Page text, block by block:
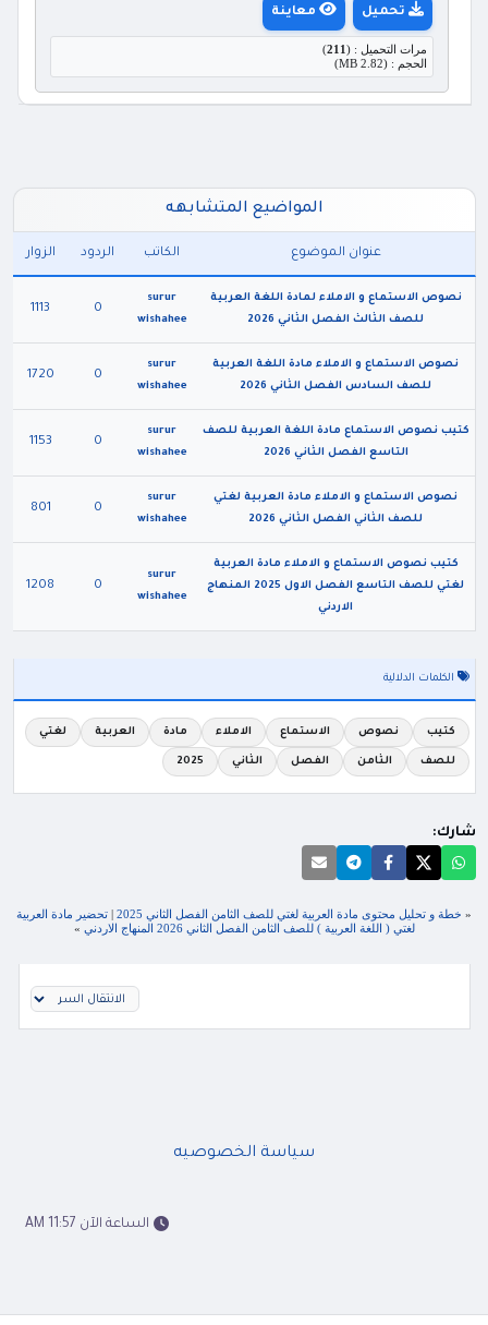
تحميل معاينة
مرات التحميل : (211
)
الحجم : (2.82 MB)
المواضيع المتشابهه
عنوان الموضوع الكاتب الردود الزوار
نصوص الاستماع و الاملاء لمادة اللغة العربية
للصف الثالث الفصل الثاني 2026
surur
wishahee
0
1113
نصوص الاستماع و الاملاء مادة اللغة العربية
للصف السادس الفصل الثاني 2026
surur
wishahee
0
1720
كتيب نصوص الاستماع مادة اللغة العربية للصف
التاسع الفصل الثاني 2026
surur
wishahee
0
1153
نصوص الاستماع و الاملاء مادة العربية لغتي
للصف الثاني الفصل الثاني 2026
surur
wishahee
0
801
كتيب نصوص الاستماع و الاملاء مادة العربية
لغتي للصف التاسع الفصل الاول 2025 المنهاج
الاردني
surur
wishahee
0
1208
الكلمات الدلالية
كتيب نصوص الاستماع الاملاء مادة العربية لغتي
للصف الثامن الفصل الثاني 2025
شارك:
« خطة و تحليل محتوى مادة العربية لغتي للصف الثامن الفصل الثاني 2025 | تحضير مادة العربية
لغتي ( اللغة العربية ) للصف الثامن الفصل الثاني 2026 المنهاج الاردني
»
سياسة الخصوصيه
الساعة الآن 11:57 AM